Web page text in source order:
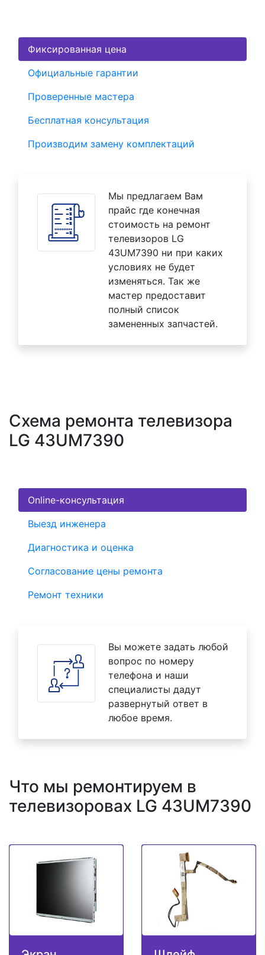
Фиксированная цена
Официальные гарантии
Проверенные мастера
Бесплатная консультация
Производим замену комплектаций
Мы предлагаем Вам
прайс где конечная
стоимость на ремонт
телевизоров LG
43UM7390 ни при каких
условиях не будет
изменяться. Так же
мастер предоставит
полный список
замененных запчастей.
Схема ремонта телевизора
LG 43UM7390
Online-консультация
Выезд инженера
Диагностика и оценка
Согласование цены ремонта
Ремонт техники
Вы можете задать любой
вопрос по номеру
телефона и наши
специалисты дадут
развернутый ответ в
любое время.
Что мы ремонтируем в
телевизоровах LG 43UM7390